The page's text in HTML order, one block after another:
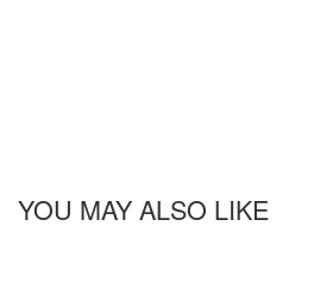
YOU MAY ALSO LIKE